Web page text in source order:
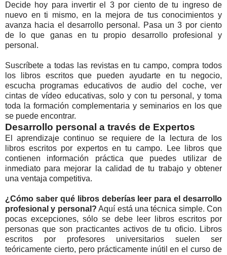
Decide hoy para invertir el 3 por ciento de tu ingreso de
nuevo en ti mismo, en la mejora de tus conocimientos y
avanza hacia el desarrollo personal. Pasa un 3 por ciento
de lo que ganas en tu propio desarrollo profesional y
personal.
Suscríbete a todas las revistas en tu campo, compra todos
los libros escritos que pueden ayudarte en tu negocio,
escucha programas educativos de audio del coche, ver
cintas de vídeo educativas, solo y con tu personal, y toma
toda la formación complementaria y seminarios en los que
se puede encontrar.
Desarrollo personal a través de Expertos
El aprendizaje continuo se requiere de la lectura de los
libros escritos por expertos en tu campo. Lee libros que
contienen información práctica que puedes utilizar de
inmediato para mejorar la calidad de tu trabajo y obtener
una ventaja competitiva.
¿Cómo saber qué libros deberías leer para el desarrollo
profesional y personal? Aquí está una técnica simple. Con
pocas excepciones, sólo se debe leer libros escritos por
personas que son practicantes activos de tu oficio. Libros
escritos por profesores universitarios suelen ser
teóricamente cierto, pero prácticamente inútil en el curso de